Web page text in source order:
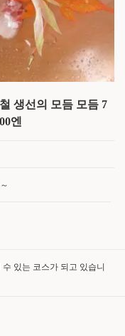
생선의 모듬 모듬 7
엔
～
있는 코스가 되고 있습니